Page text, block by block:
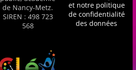
i
r
3
de Nancy-Metz.
SIREN : 498 723
568
et notre politique
de confidentialité
des données